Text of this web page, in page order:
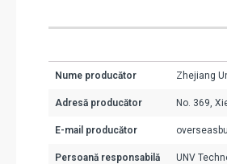
Nume producător Zhejiang
Adresă producător No. 369,
E-mail producător
Persoană responsabilă UNV